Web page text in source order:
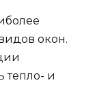
окон.
тепло- и